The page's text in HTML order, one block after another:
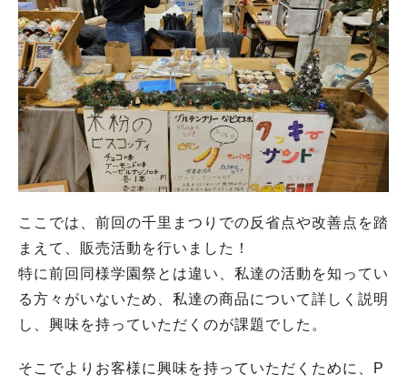
ここでは、前回の千里まつりでの反省点や改善点を踏
まえて、販売活動を行いました！
特に前回同様学園祭とは違い、私達の活動を知ってい
る方々がいないため、私達の商品について詳しく説明
し、興味を持っていただくのが課題でした。
そこでよりお客様に興味を持っていただくために、P